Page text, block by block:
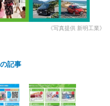
インタビュー
イベントレポート
《写真提供 新明工業》
記事